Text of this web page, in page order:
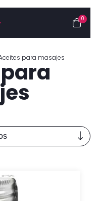
0
para masajes